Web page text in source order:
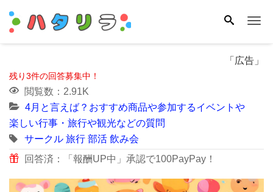
「広告」
残り3件の回答募集中！
閲覧数：2.91K
4月と言えば？おすすめ商品や参加するイベントや
楽しい行事・旅行や観光などの質問
サークル 旅行 部活 飲み会
回答済：「報酬UP中」承認で100PayPay！